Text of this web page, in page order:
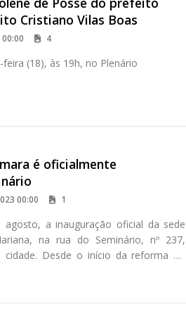
Cristiano Vilas Boas
4
(18), às 19h, no Plenário
é oficialmente
00:00 1
a inauguração oficial da sede
na rua do Seminário, nº 237,
Desde o início da reforma do
do Carmo.